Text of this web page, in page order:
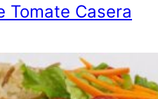
Tomate Casera